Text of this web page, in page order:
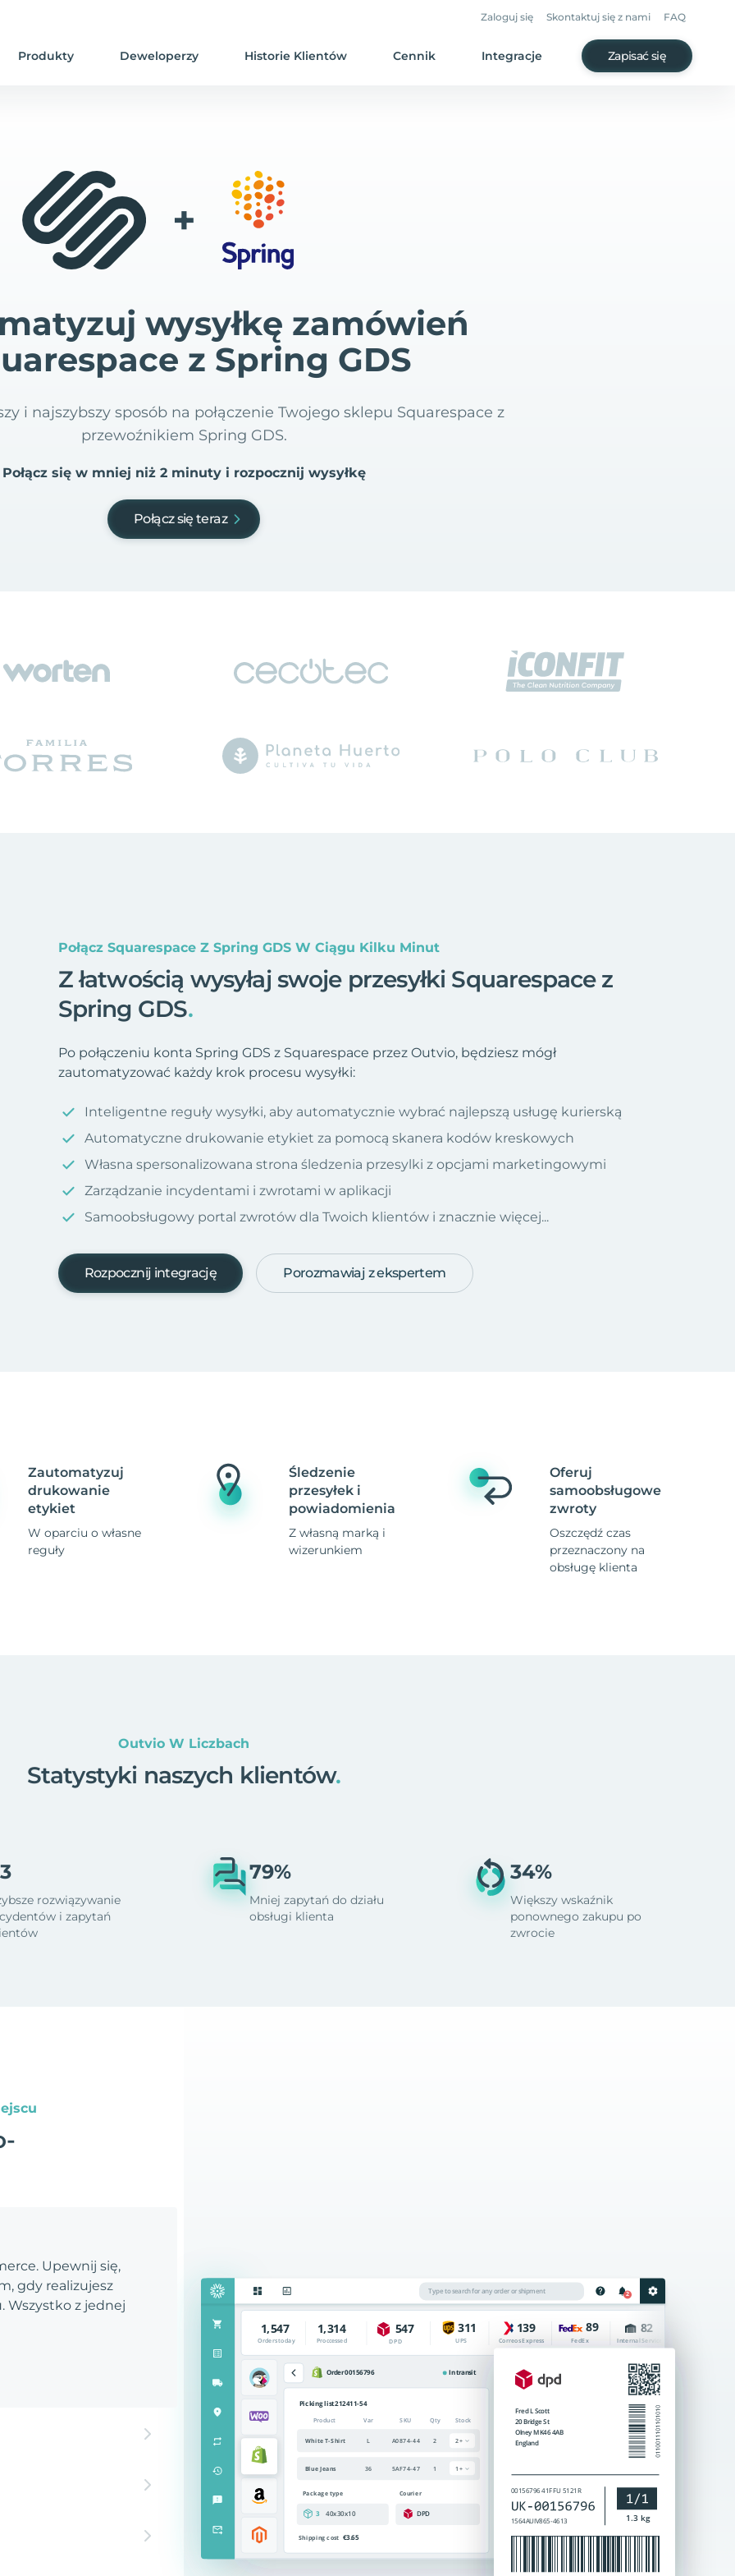
Zaloguj się Skontaktuj się z nami FAQ
Produkty Deweloperzy Historie Klientów Cennik Integracje Zapisać się
+
wysyłkę zamówień
z Spring GDS
i najszybszy sposób na połączenie Twojego sklepu Squarespace z
przewoźnikiem Spring GDS.
Połącz się w mniej niż 2 minuty i rozpocznij wysyłkę
Połącz się teraz
Połącz Squarespace Z Spring GDS W Ciągu Kilku Minut
Z łatwością wysyłaj swoje przesyłki Squarespace z
Spring GDS.
Po połączeniu konta Spring GDS z Squarespace przez Outvio, będziesz mógł
zautomatyzować każdy krok procesu wysyłki:
Inteligentne reguły wysyłki, aby automatycznie wybrać najlepszą usługę kurierską
Automatyczne drukowanie etykiet za pomocą skanera kodów kreskowych
Własna spersonalizowana strona śledzenia przesylki z opcjami marketingowymi
Zarządzanie incydentami i zwrotami w aplikacji
Samoobsługowy portal zwrotów dla Twoich klientów i znacznie więcej...
Rozpocznij integrację Porozmawiaj z ekspertem
Zautomatyzuj
drukowanie
etykiet
W oparciu o własne
reguły
Śledzenie
przesyłek i
powiadomienia
Z własną marką i
wizerunkiem
Oferuj
samoobsługowe
zwroty
Oszczędź czas
przeznaczony na
obsługę klienta
Outvio W Liczbach
Statystyki naszych klientów.
rozwiązywanie
i zapytań
79%
Mniej zapytań do działu
obsługi klienta
34%
Większy wskaźnik
ponownego zakupu po
zwrocie
Upewnij się,
gdy realizujesz
Wszystko z jednej